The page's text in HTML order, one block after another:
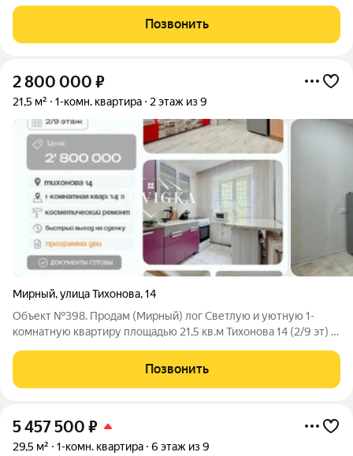
обустроят детскую площадку, тротуар и наружное освещение,
предусмотрят много
Позвонить
2 800 000 ₽
21,5 м² 1-комн. квартира 2 этаж из 9
Мирный,улица Тихонова,14
Объект №398. Продам (Мирный) лог Светлую и уютную 1-
комнатную квартиру площадью 21,5 кв.м Тихонова 14 (2/9 эт) В
совмещённый, стены покрыты панелями на полу кафель
Балкон большой Г-образный застеклён
Позвонить
5 457 500 ₽
29,5 м² 1-комн. квартира 6 этаж из 9